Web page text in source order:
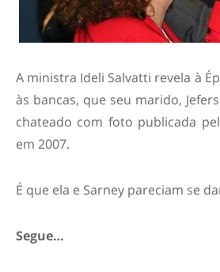
A ministra Ideli Salvatti revela à
às bancas, que seu marido,
chateado com foto publicada
em 2007.
É que ela e Sarney pareciam se
Segue…